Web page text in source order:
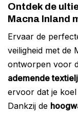
Ontdek de
Macna Inland
Ervaar de
veiligheid met de
ontworpen voor
ademende
ervoor dat je
Dankzij de